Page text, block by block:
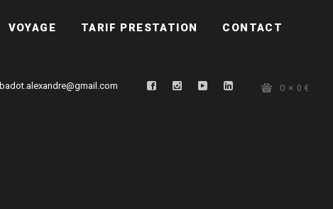
VOYAGE TARIF PRESTATION CONTACT
0 0 €
badot.alexandre@gmail.com